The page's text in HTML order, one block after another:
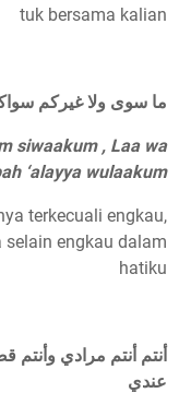
tuk bersama kalian
ما سوى ولا غيركم
siwaakum , Laa wa
‘alayya wulaakum
terkecuali engkau,
engkau dalam
hatiku
أنتم أنتم مرادي
عندي